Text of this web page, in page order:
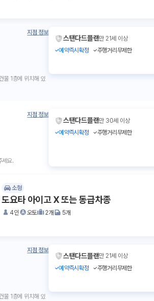
지점 정보
물 1층에 위치해 있
스탠다드플랜만 21세 이상
예약즉시확정
주행거리무제한
지점 정보
세요.
스탠다드플랜만 30세 이상
예약즉시확정
주행거리무제한
소형
도요타 아이고 X 또는 동급차종
4인 오토 2개
5개
지점 정보
물 1층에 위치해 있
스탠다드플랜만 21세 이상
예약즉시확정
주행거리무제한